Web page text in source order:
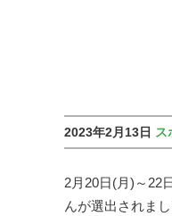
2023年2月13日 ス
2月20日(月)～22
んが選出されまし